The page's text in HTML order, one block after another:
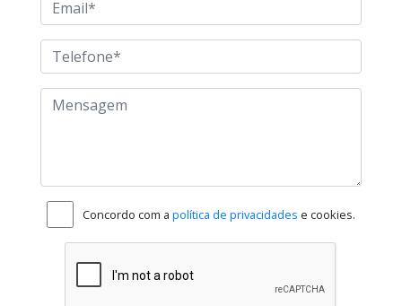
Concordo com a política de privacidades e cookies.